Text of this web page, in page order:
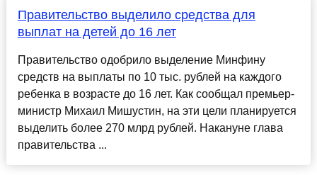
Правительство выделило средства для
выплат на детей до 16 лет
Правительство одобрило выделение Минфину
средств на выплаты по 10 тыс. рублей на каждого
ребенка в возрасте до 16 лет. Как сообщал премьер-
министр Михаил Мишустин, на эти цели планируется
выделить более 270 млрд рублей. Накануне глава
правительства ...